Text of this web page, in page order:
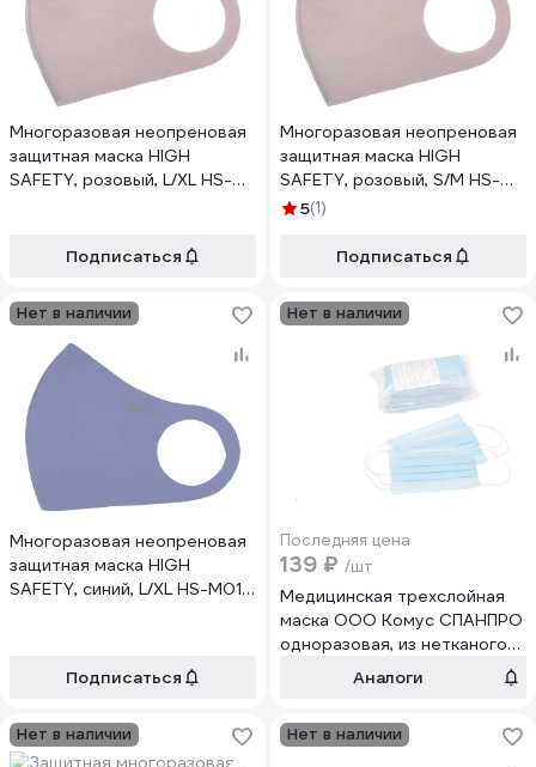
Многоразовая неопреновая
защитная маска HIGH
SAFETY, розовый, L/XL HS-
Подписаться
Многоразовая неопреновая
защитная маска HIGH
SAFETY, розовый, S/M HS-
M01-RO-SM1
5(1)
Подписаться
Нет в наличии
Многоразовая неопреновая
защитная маска HIGH
SAFETY, синий, L/XL HS-M01-
Подписаться
Нет в наличии
Последняя цена
139 ₽ /шт
Медицинская трехслойная
маска ООО Комус СПАНПРО
одноразовая, из нетканого
материала, 50 штук в
Аналоги
Нет в наличии Нет в наличии